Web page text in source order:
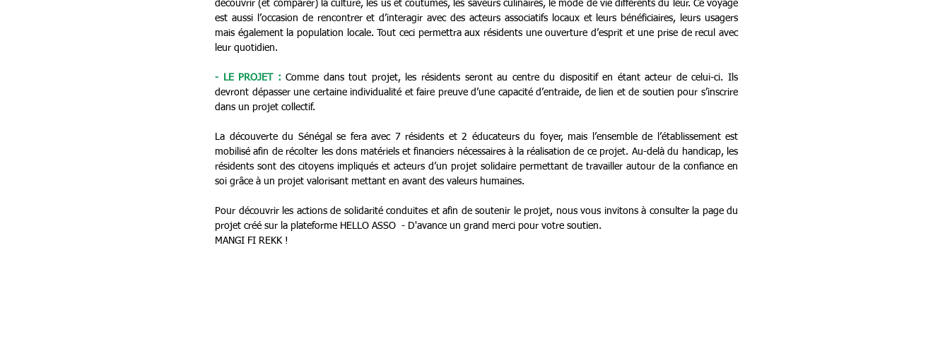
découvrir (et comparer) la culture, les us et coutumes, les saveurs culinaires, le mode de vie différents du leur. Ce voyage
est aussi l’occasion de rencontrer et d’interagir avec des acteurs associatifs locaux et leurs bénéficiaires, leurs usagers
mais également la population locale. Tout ceci permettra aux résidents une ouverture d’esprit et une prise de recul avec
leur quotidien.
- LE PROJET : Comme dans tout projet, les résidents seront au centre du dispositif en étant acteur de celui-ci. Ils
devront dépasser une certaine individualité et faire preuve d’une capacité d’entraide, de lien et de soutien pour s’inscrire
dans un projet collectif.
La découverte du Sénégal se fera avec 7 résidents et 2 éducateurs du foyer, mais l’ensemble de l’établissement est
mobilisé afin de récolter les dons matériels et financiers nécessaires à la réalisation de ce projet. Au-delà du handicap, les
résidents sont des citoyens impliqués et acteurs d’un projet solidaire permettant de travailler autour de la confiance en
soi grâce à un projet valorisant mettant en avant des valeurs humaines.
Pour découvrir les actions de solidarité conduites et afin de soutenir le projet, nous vous invitons à consulter la page du
projet créé sur la plateforme HELLO ASSO  - D'avance un grand merci pour votre soutien.
MANGI FI REKK !